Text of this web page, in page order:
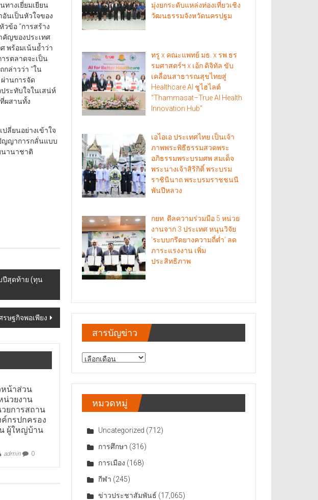
างเยี่ยมเยียน
นเป็นหัวใจของ
ข้อ “การสร้าง
คัญของประเทศ
พร้อมเน้นย้ำว่า
รตลาดจะเป็น
ล่าวว่า “ใน
านการจัด
ระทับใจในเสน่ห์
ผสานทั้ง
ลี่ยนอย่างเข้าใจ
ญญาการกลั่นแบบ
นานาชาติ
ปีสุดท้าย (ทุน
ษฐกิจพอเพียง
น้าส่วน
น่วยงาน
ยการสถาน
กรปกครอง
ผู้ใหญ่บ้าน
admin 0
มุ่งยกระดับแหล่งท่องเที่ยวเชิง
วัฒนธรรมจังหวัดนครปฐม
ทรู x คณะแพทย์ มธ. x รพ.ธร
รมศาสตร์ฯ x เอ้ก ดิจิทัล ขับ
เคลื่อนสาธารณสุขไทยสู่
Healthcare AI ชูไฮไลต์
“Thammasat–True AI Health
Innovation Hub”
เอไอเอ ประเทศไทย เป็นเจ้า
ภาพพระพิธีธรรมสวดพระ
อภิธรรมพระบรมศพ สมเด็จ
พระนางเจ้าสิริกิติ์ พระบรม
ราชินีนาถ พระบรมราชชนนี
พันปีหลวง
กยท. ดีลความร่วมมือ 5 หน่วย
งานจาก 3 ประเทศ หนุนวิจัย
‘ระบบกรีดยางความถี่ต่ำ’ ลด
ภาระแรงงาน เพิ่ม
ประสิทธิภาพ
สารบัญข่าว
สารบัญ
หมวดหมู่
Uncategorized (712)
การศึกษา (316)
การเมือง (168)
กีฬา (245)
ข่าวประชาสัมพันธ์ (17,065)